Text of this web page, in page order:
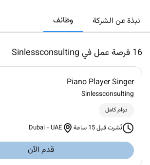
نبذة عن الشركة وظائف
16 فرصة عمل في Sinlessconsulting
Piano Player Singer
Sinlessconsulting
دوام كامل
نُشرت قبل 15 ساعة Dubai -UAE
قدم الآن